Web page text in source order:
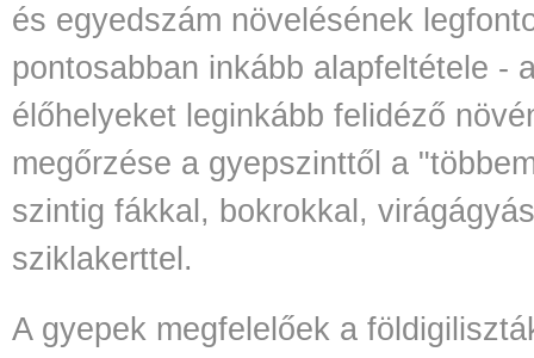
és egyedszám növelésének
pontosabban inkább alapfeltétele -
élőhelyeket leginkább felidéző
megőrzése a gyepszinttől a
szintig fákkal, bokrokkal,
sziklakerttel.
A gyepek megfelelőek a